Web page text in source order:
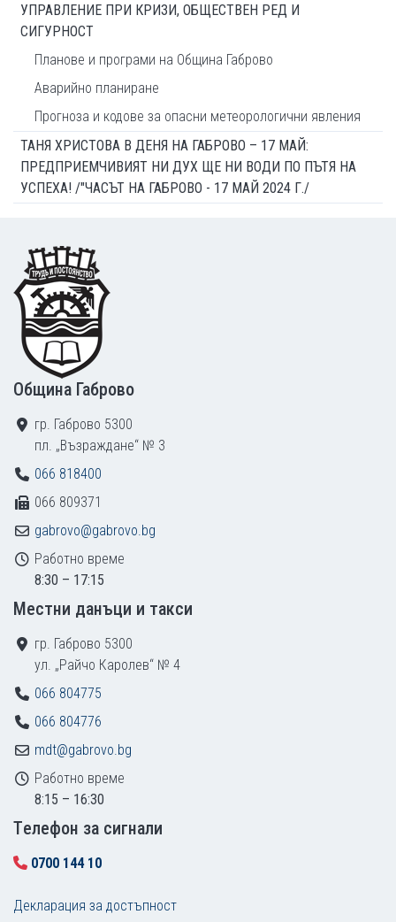
УПРАВЛЕНИЕ ПРИ КРИЗИ, ОБЩЕСТВЕН РЕД И
СИГУРНОСТ
Планове и програми на Община Габрово
Аварийно планиране
Прогноза и кодове за опасни метеорологични явления
ТАНЯ ХРИСТОВА В ДЕНЯ НА ГАБРОВО – 17 МАЙ:
ПРЕДПРИЕМЧИВИЯТ НИ ДУХ ЩЕ НИ ВОДИ ПО ПЪТЯ НА
УСПЕХА! /"ЧАСЪТ НА ГАБРОВО - 17 МАЙ 2024 Г./
Footer
Община Габрово
гр. Габрово 5300
пл. „Възраждане“ № 3
066 818400
066 809371
gabrovo@gabrovo.bg
Работно време
8:30 – 17:15
Местни данъци и такси
гр. Габрово 5300
ул. „Райчо Каролев“ № 4
066 804775
066 804776
mdt@gabrovo.bg
Работно време
8:15 – 16:30
Tелефон за сигнали
0700 144 10
Декларация за достъпност